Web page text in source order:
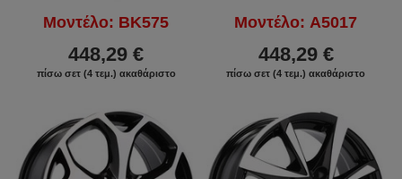
Μοντέλο: BK575
448,29 €
πίσω σετ (4 τεμ.) ακαθάριστο
Μοντέλο: A5017
448,29 €
πίσω σετ (4 τεμ.) ακαθάριστο